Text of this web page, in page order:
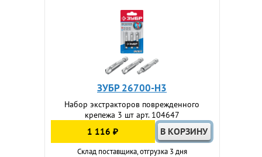
ЗУБР 26700-H3
Набор экстракторов поврежденного
крепежа 3 шт арт. 104647
1 116 ₽
Склад поставщика, отгрузка 3 дня